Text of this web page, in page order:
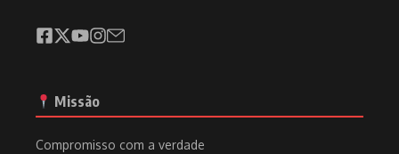
Missão
Compromisso com a verdade